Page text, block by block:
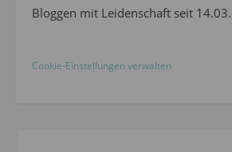
Bloggen mit Leidenschaft seit
Cookie-Einstellungen verwalten